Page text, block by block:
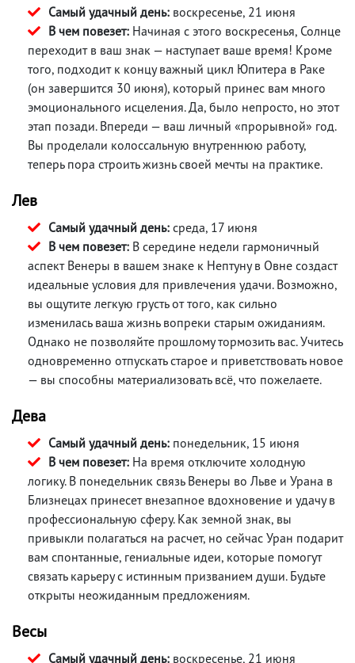
Самый удачный день: воскресенье, 21 июня
В чем повезет: Начиная с этого воскресенья, Солнце
переходит в ваш знак — наступает ваше время! Кроме
того, подходит к концу важный цикл Юпитера в Раке
(он завершится 30 июня), который принес вам много
эмоционального исцеления. Да, было непросто, но этот
этап позади. Впереди — ваш личный «прорывной» год.
Вы проделали колоссальную внутреннюю работу,
теперь пора строить жизнь своей мечты на практике.
Лев
Самый удачный день: среда, 17 июня
В чем повезет: В середине недели гармоничный
аспект Венеры в вашем знаке к Нептуну в Овне создаст
идеальные условия для привлечения удачи. Возможно,
вы ощутите легкую грусть от того, как сильно
изменилась ваша жизнь вопреки старым ожиданиям.
Однако не позволяйте прошлому тормозить вас. Учитесь
одновременно отпускать старое и приветствовать новое
— вы способны материализовать всё, что пожелаете.
Дева
Самый удачный день: понедельник, 15 июня
В чем повезет: На время отключите холодную
логику. В понедельник связь Венеры во Льве и Урана в
Близнецах принесет внезапное вдохновение и удачу в
профессиональную сферу. Как земной знак, вы
привыкли полагаться на расчет, но сейчас Уран подарит
вам спонтанные, гениальные идеи, которые помогут
связать карьеру с истинным призванием души. Будьте
открыты неожиданным предложениям.
Весы
Самый удачный день: воскресенье, 21 июня